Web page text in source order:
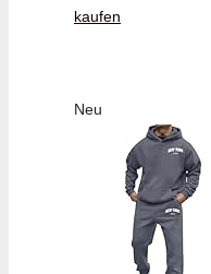
kaufen
Neu